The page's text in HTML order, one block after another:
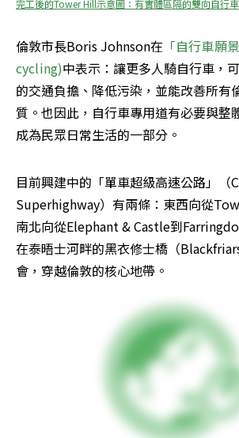
完工後的Tower Hill示意圖：有實體區隔的雙向自行
倫敦市長Boris Johnson在 「自行車願
cycling)中表示：讓更多人騎自行車，
的交通負擔、降低污染，並能改善所有
質。也因此，自行車專用道有必要與整
成為民眾日常生活的一部分。
目前興建中的「單車超級高速公路」（
Superhighway）有兩條：東西向從
南北向從Elephant & Castle到
在泰晤士河畔的黑衣修士橋（
會，穿越倫敦的核心地帶。